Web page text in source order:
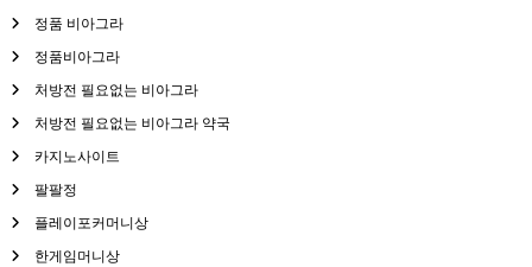
정품 비아그라
정품비아그라
처방전 필요없는 비아그라
처방전 필요없는 비아그라 약국
카지노사이트
팔팔정
플레이포커머니상
한게임머니상